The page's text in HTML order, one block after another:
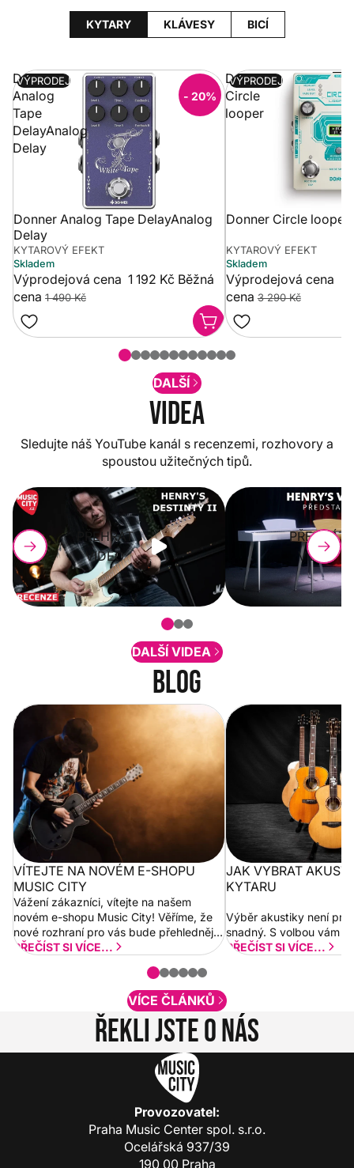
KYTARY KLÁVESY BICÍ
Donner
Analog
Tape
DelayAnalog
Delay
VÝPRODEJ
- 20%
Donner Analog Tape DelayAnalog
Delay
KYTAROVÝ EFEKT
Skladem
Výprodejová cena 1 192 Kč Běžná
cena 1 490 Kč
Donner
Circle
looper
VÝPRODEJ
Donner Circle looper
KYTAROVÝ EFEKT
Skladem
Výprodejová cena
cena3 290 Kč
DALŠÍ
Videa
Sledujte náš YouTube kanál s recenzemi, rozhovory a
spoustou užitečných tipů.
PŘEHRÁT
VIDEO
PŘEHRÁT
VIDEO
DALŠÍ VIDEA
Blog
Vítejte na novém e-shopu Music
City
VÍTEJTE NA NOVÉM E-SHOPU
MUSIC CITY
Vážení zákazníci, vítejte na našem
novém e-shopu Music City! Věříme, že
nové rozhraní pro vás bude přehlednější
a rychlejší. Postupně budeme přidávat
PŘEČÍST SI VÍCE...
Jak vybrat
JAK VYBRAT
KYTARU
Výběr akustiky není pro
snadný. S volbou vám
PŘEČÍST SI VÍCE...
VÍCE ČLÁNKŮ
Řekli jste o nás
Provozovatel:
Praha Music Center spol. s.r.o.
Ocelářská 937/39
190 00 Praha